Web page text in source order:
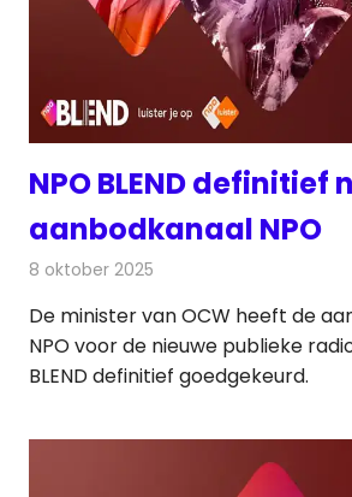
NPO BLEND definitief
aanbodkanaal NPO
8 oktober 2025
De minister van OCW heeft de
NPO voor de nieuwe publieke
BLEND definitief goedgekeurd.